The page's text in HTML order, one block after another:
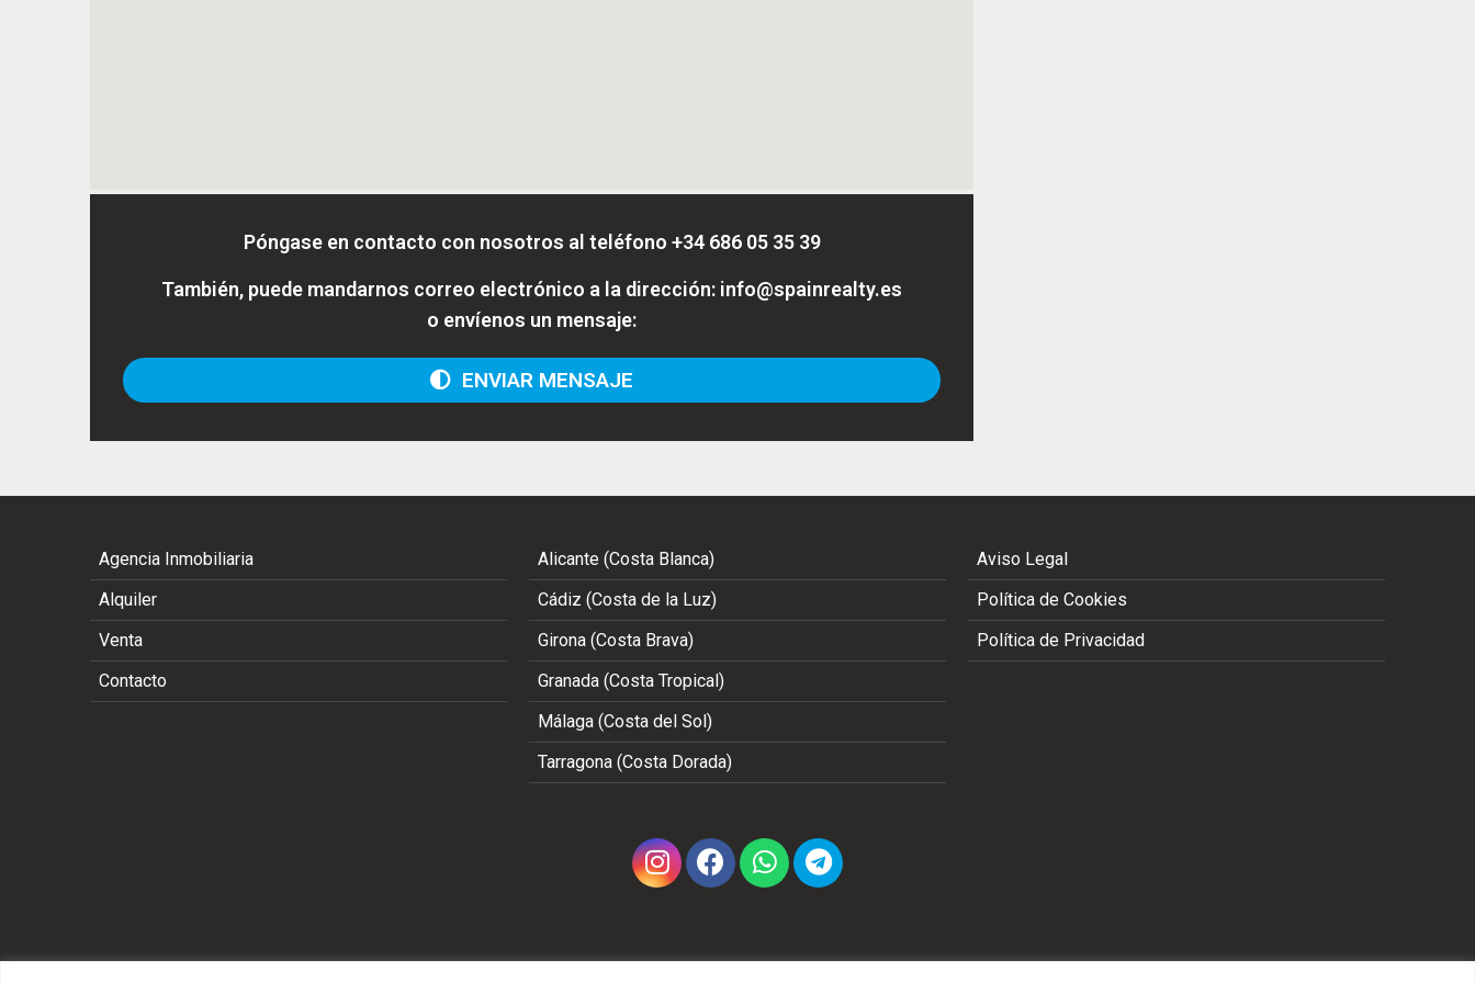
Póngase en contacto con nosotros al teléfono +34 686 05 35 39
También, puede mandarnos correo electrónico a la dirección: info@spainrealty.es
o envíenos un mensaje:
ENVIAR MENSAJE
Agencia Inmobiliaria
Alquiler
Venta
Contacto
Alicante (Costa Blanca)
Cádiz (Costa de la Luz)
Girona (Costa Brava)
Granada (Costa Tropical)
Málaga (Costa del Sol)
Tarragona (Costa Dorada)
Aviso Legal
Política de Cookies
Política de Privacidad